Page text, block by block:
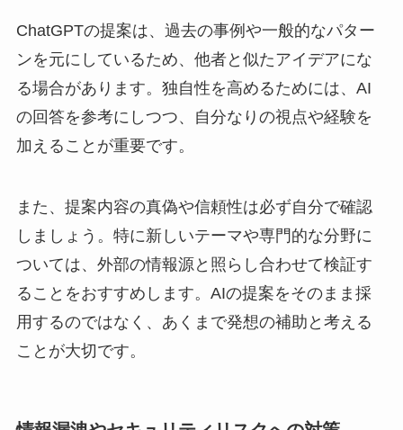
ChatGPTの提案は、過去の事例や一般的なパター
ンを元にしているため、他者と似たアイデアにな
る場合があります。独自性を高めるためには、AI
の回答を参考にしつつ、自分なりの視点や経験を
加えることが重要です。
また、提案内容の真偽や信頼性は必ず自分で確認
しましょう。特に新しいテーマや専門的な分野に
ついては、外部の情報源と照らし合わせて検証す
ることをおすすめします。AIの提案をそのまま採
用するのではなく、あくまで発想の補助と考える
ことが大切です。